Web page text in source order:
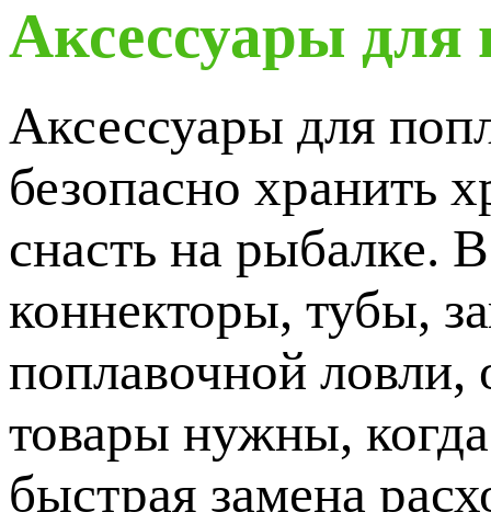
Аксессуары для
Аксессуары для
безопасно хранить
снасть на рыбалке.
коннекторы, тубы,
поплавочной ловли,
товары нужны,
быстрая замена